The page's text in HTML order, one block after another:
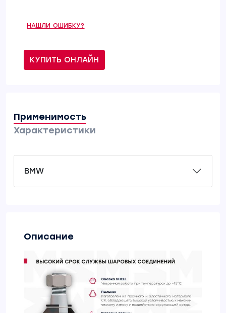
НАШЛИ ОШИБКУ?
КУПИТЬ ОНЛАЙН
Применимость
Характеристики
BMW
Описание